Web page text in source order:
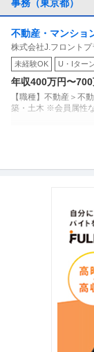
事務（東京都）
不動産・マンショ
備管理」でワンラ
を築きませんか？
株式会社J.フロント
未経験OK U・Iター
年収400万円〜700
【職種】不動産＞不
築・土木 ※会員属性
採用 ／ 「福岡拠
フィス／IPOを目
ULTRA SOCIAL株式
【職種】人事＞採用
※会員属性などに応
総務 ／ 「健康保
丸の内勤務／月
ダイヤ連合健康保険
【職種】管理＞総務
をビズリーチ上で閲